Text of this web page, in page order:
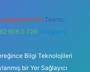
Teams:
606 0 726 Telegram:
Bilgi Teknolojileri
bir Yer Sağlayıcı